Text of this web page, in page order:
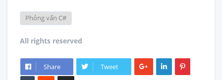
Phỏng vấn C#
All rights reserved
Share Tweet